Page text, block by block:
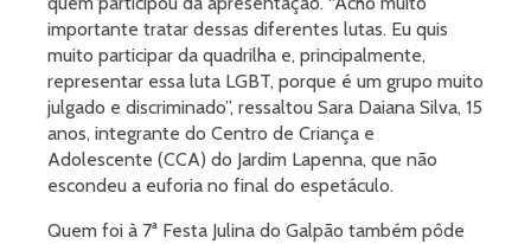
importante tratar dessas diferentes lutas. Eu quis
muito participar da quadrilha e, principalmente,
representar essa luta LGBT, porque é um grupo muito
julgado e discriminado”, ressaltou Sara Daiana Silva, 15
anos, integrante do Centro de Criança e
Adolescente (CCA) do Jardim Lapenna, que não
escondeu a euforia no final do espetáculo.
Quem foi à 7ª Festa Julina do Galpão também pôde